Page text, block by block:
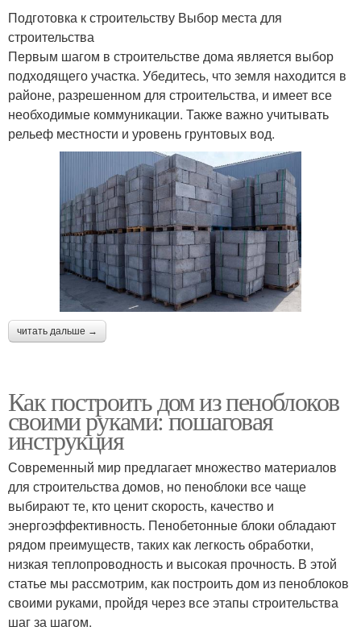
Подготовка к строительству Выбор места для
строительства
Первым шагом в строительстве дома является выбор
подходящего участка. Убедитесь, что земля находится в
районе, разрешенном для строительства, и имеет все
необходимые коммуникации. Также важно учитывать
рельеф местности и уровень грунтовых вод.
читать дальше →
Как построить дом из пеноблоков
своими руками: пошаговая
инструкция
Современный мир предлагает множество материалов
для строительства домов, но пеноблоки все чаще
выбирают те, кто ценит скорость, качество и
энергоэффективность. Пенобетонные блоки обладают
рядом преимуществ, таких как легкость обработки,
низкая теплопроводность и высокая прочность. В этой
статье мы рассмотрим, как построить дом из пеноблоков
своими руками, пройдя через все этапы строительства
шаг за шагом.